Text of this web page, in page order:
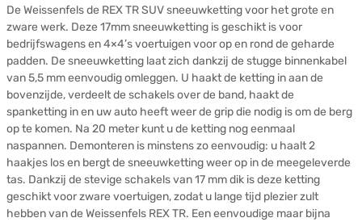
De Weissenfels de REX TR SUV sneeuwketting voor het grote en
zware werk. Deze 17mm sneeuwketting is geschikt is voor
bedrijfswagens en 4×4’s voertuigen voor op en rond de geharde
padden. De sneeuwketting laat zich dankzij de stugge binnenkabel
van 5,5 mm eenvoudig omleggen. U haakt de ketting in aan de
bovenzijde, verdeelt de schakels over de band, haakt de
spanketting in en uw auto heeft weer de grip die nodig is om de berg
op te komen. Na 20 meter kunt u de ketting nog eenmaal
naspannen. Demonteren is minstens zo eenvoudig: u haalt 2
haakjes los en bergt de sneeuwketting weer op in de meegeleverde
tas. Dankzij de stevige schakels van 17 mm dik is deze ketting
geschikt voor zware voertuigen, zodat u lange tijd plezier zult
hebben van de Weissenfels REX TR. Een eenvoudige maar bijna